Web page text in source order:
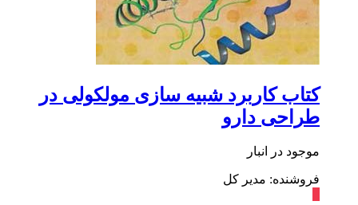
کتاب کاربرد شبیه سازی مولکولی در
طراحی دارو
موجود در انبار
فروشنده: مدیر کل